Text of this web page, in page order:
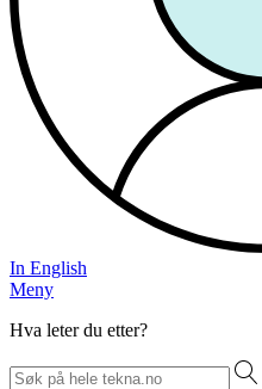
In English
Meny
Hva leter du etter?